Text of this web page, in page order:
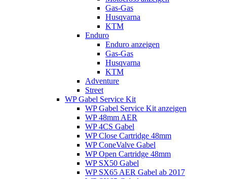
Gas-Gas
Husqvarna
KTM
Enduro
Enduro anzeigen
Gas-Gas
Husqvarna
KTM
Adventure
Street
WP Gabel Service Kit
WP Gabel Service Kit anzeigen
WP 48mm AER
WP 4CS Gabel
WP Close Cartridge 48mm
WP ConeValve Gabel
WP Open Cartridge 48mm
WP SX50 Gabel
WP SX65 AER Gabel ab 2017